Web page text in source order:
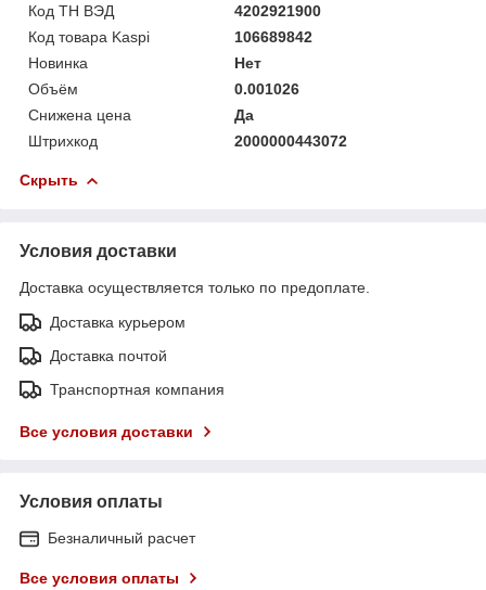
Код ТН ВЭД
4202921900
Код товара Kaspi
106689842
Новинка
Нет
Объём
0.001026
Снижена цена
Да
Штрихкод
2000000443072
Скрыть
Условия доставки
Доставка осуществляется только по предоплате.
Доставка курьером
Доставка почтой
Транспортная компания
Все условия доставки
Условия оплаты
Безналичный расчет
Все условия оплаты